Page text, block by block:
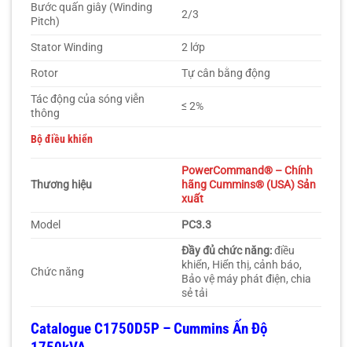
Bước quấn giây (Winding
Pitch)
2/3
Stator Winding
2 lớp
Rotor
Tự cân bằng động
Tác động của sóng viễn
thông
≤ 2%
Bộ điều khiển
Thương hiệu
PowerCommand® – Chính
hãng Cummins® (USA) Sản
xuất
Model
PC3.3
Chức năng
Đầy đủ chức năng:điều
khiển, Hiển thị, cảnh báo,
Bảo vệ máy phát điện, chia
sẻ tải
Catalogue C1750D5P – Cummins Ấn Độ